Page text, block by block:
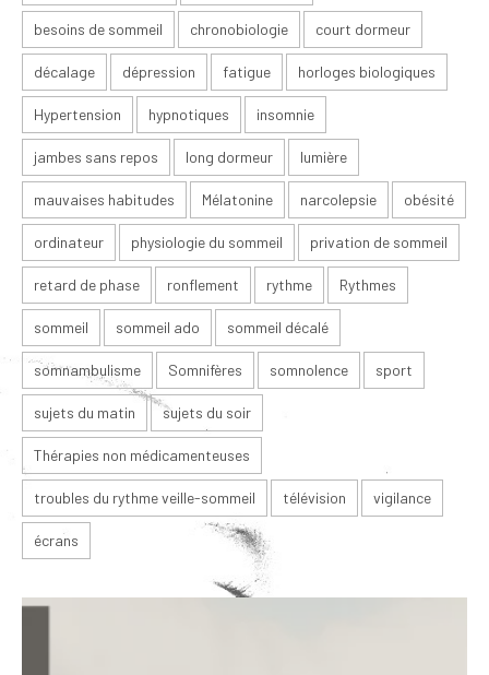
besoins de sommeil chronobiologie court dormeur
décalage dépression fatigue horloges biologiques
Hypertension hypnotiques insomnie
jambes sans repos long dormeur lumière
mauvaises habitudes Mélatonine narcolepsie obésité
ordinateur physiologie du sommeil privation de sommeil
retard de phase ronflement rythme Rythmes
sommeil sommeil ado sommeil décalé
somnambulisme Somnifères somnolence sport
sujets du matin sujets du soir
Thérapies non médicamenteuses
troubles du rythme veille-sommeil télévision vigilance
écrans